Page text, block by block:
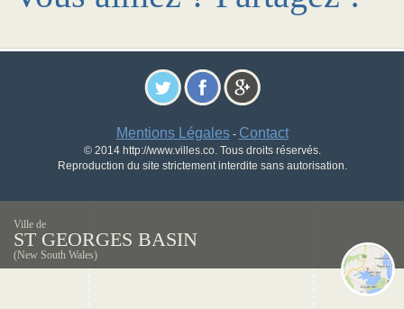
Mentions Légales- Contact
© 2014 http://www.villes.co. Tous droits réservés.
Reproduction du site strictement interdite sans autorisation.
Ville de
ST GEORGES BASIN
(New South Wales)